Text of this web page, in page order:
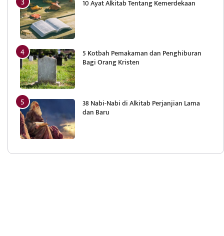
10 Ayat Alkitab Tentang Kemerdekaan
5 Kotbah Pemakaman dan Penghiburan
Bagi Orang Kristen
38 Nabi-Nabi di Alkitab Perjanjian Lama
dan Baru